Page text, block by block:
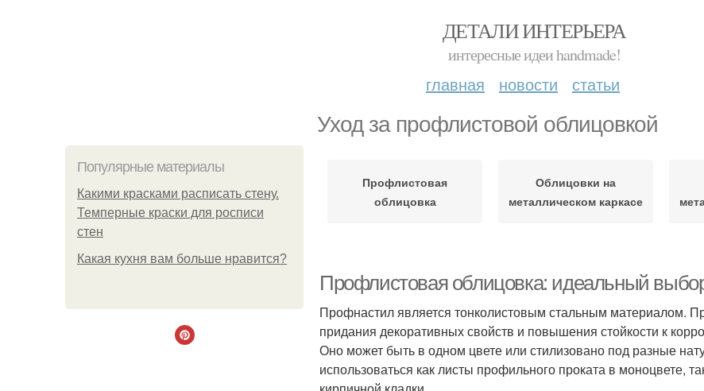
ДЕТАЛИ ИНТЕРЬЕРА
интересные идеи handmade!
главная новости статьи
Уход за профлистовой облицовкой
Популярные материалы
Какими красками расписать стену.
Темперные краски для росписи
стен
Какая кухня вам больше нравится?
Профлистовая
облицовка
Облицовки на
металлическом каркасе
Профлистовая облицовка: идеальный
Профнастил является тонколистовым стальным материалом.
придания декоративных свойств и повышения стойкости к
Оно может быть в одном цвете или стилизовано под разные
использоваться как листы профильного проката в моноцвете,